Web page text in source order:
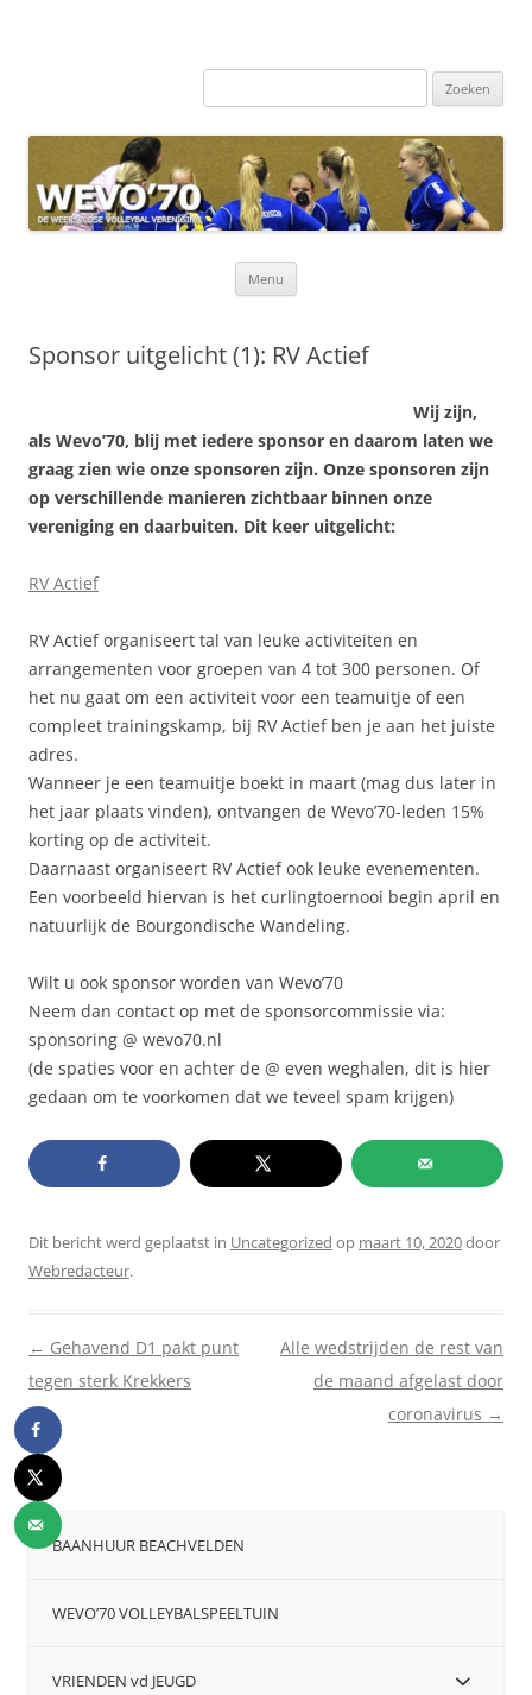
Zoeken
Menu
Sponsor uitgelicht (1): RV Actief
Wij zijn,
als Wevo’70, blij met iedere sponsor en daarom laten we
graag zien wie onze sponsoren zijn. Onze sponsoren zijn
op verschillende manieren zichtbaar binnen onze
vereniging en daarbuiten. Dit keer uitgelicht:
RV Actief
RV Actief organiseert tal van leuke activiteiten en
arrangementen voor groepen van 4 tot 300 personen. Of
het nu gaat om een activiteit voor een teamuitje of een
compleet trainingskamp, bij RV Actief ben je aan het juiste
adres.
Wanneer je een teamuitje boekt in maart (mag dus later in
het jaar plaats vinden), ontvangen de Wevo’70-leden 15%
korting op de activiteit.
Daarnaast organiseert RV Actief ook leuke evenementen.
Een voorbeeld hiervan is het curlingtoernooi begin april en
natuurlijk de Bourgondische Wandeling.
Wilt u ook sponsor worden van Wevo’70
Neem dan contact op met de sponsorcommissie via:
sponsoring @ wevo70.nl
(de spaties voor en achter de @ even weghalen, dit is hier
gedaan om te voorkomen dat we teveel spam krijgen)
Dit bericht werd geplaatst in Uncategorized op maart 10, 2020door
Webredacteur.
Berichtnavigatie
← Gehavend D1 pakt punt
tegen sterk Krekkers
Alle wedstrijden de rest van
de maand afgelast door
coronavirus →
BAANHUUR BEACHVELDEN
WEVO’70 VOLLEYBALSPEELTUIN
VRIENDEN vd JEUGD